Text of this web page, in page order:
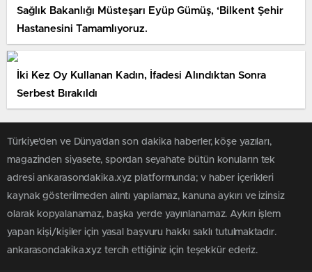
Sağlık Bakanlığı Müsteşarı Eyüp Gümüş, ‘Bilkent Şehir
Hastanesini Tamamlıyoruz.
İki Kez Oy Kullanan Kadın, İfadesi Alındıktan Sonra
Serbest Bırakıldı
Türkiye'den ve Dünya’dan son dakika haberler, köşe yazıları,
magazinden siyasete, spordan seyahate bütün konuların tek
adresi ankarasondakika.xyz platformunda; v haber içerikleri
kaynak gösterilmeden alıntı yapılamaz, kanuna aykırı ve izinsiz
olarak kopyalanamaz, başka yerde yayınlanamaz. Aykırı işlem
yapan kişi/kişiler için yasal başvuru hakkı saklı tutulmaktadır.
ankarasondakika.xyz tercih ettiğiniz için teşekkür ederiz.